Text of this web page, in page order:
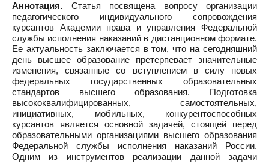
Аннотация. Статья посвящена вопросу организации
педагогического индивидуального сопровождения
курсантов Академии права и управления Федеральной
службы исполнения наказаний в дистанционном формате.
Ее актуальность заключается в том, что на сегодняшний
день высшее образование претерпевает значительные
изменения, связанные со вступлением в силу новых
федеральных государственных образовательных
стандартов высшего образования. Подготовка
высококвалифицированных, самостоятельных,
инициативных, мобильных, конкурентоспособных
курсантов является основной задачей, стоящей перед
образовательными организациями высшего образования
Федеральной службы исполнения наказаний России.
Одним из инструментов реализации данной задачи